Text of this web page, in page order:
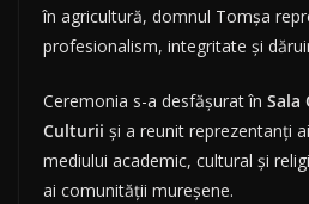
în agricultură, domnul Tomșa
profesionalism, integritate și
Ceremonia s-a desfășurat în Sala
Culturii și a reunit reprezentanți
mediului academic, cultural și
ai comunității mureșene.